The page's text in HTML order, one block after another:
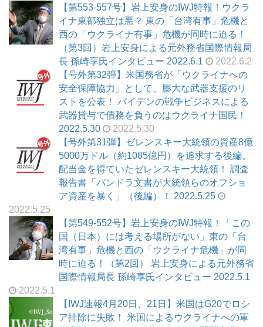
【第553-557号】岩上安身のIWJ特報！ウクラ
イナ東部独立は悪？ 東の「台湾有事」危機と
西の「ウクライナ有事」危機が同時に迫る！
（第3回）岩上安身による元外務省国際情報局
長 孫崎享氏インタビュー 2022.6.1
2022.6.2
【号外第32弾】米国務省が「ウクライナへの
安全保障協力」として、膨大な武器支援のリ
ストを公表！ バイデンの戦争ビジネスによる
武器貸与で債務を負うのはウクライナ国民！
2022.5.30
2022.5.30
【号外第31弾】ゼレンスキー大統領の資産8億
5000万ドル（約1085億円）を追求する後編。
配当金を得ていたゼレンスキー大統領！ 調査
報告書「パンドラ文書が大統領らのオフショ
ア資産を暴く」（後編）！ 2022.5.25
2022.5.25
【第549-552号】岩上安身のIWJ特報！「この
国（日本）には考える場所がない」東の「台
湾有事」危機と西の「ウクライナ危機」が同
時に迫る！（第2回） 岩上安身による元外務省
国際情報局長 孫崎享氏インタビュー 2022.5.1
2022.5.1
【IWJ速報4月20日、21日】米国はG20でロシ
ア排除に失敗！ 米国によるウクライナへの軍